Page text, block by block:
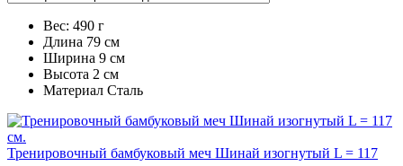
Вес: 490 г
Длина 79 см
Ширина 9 см
Высота 2 см
Maтериал Сталь
Тренировочный бамбуковый меч Шинай изогнутый L = 117